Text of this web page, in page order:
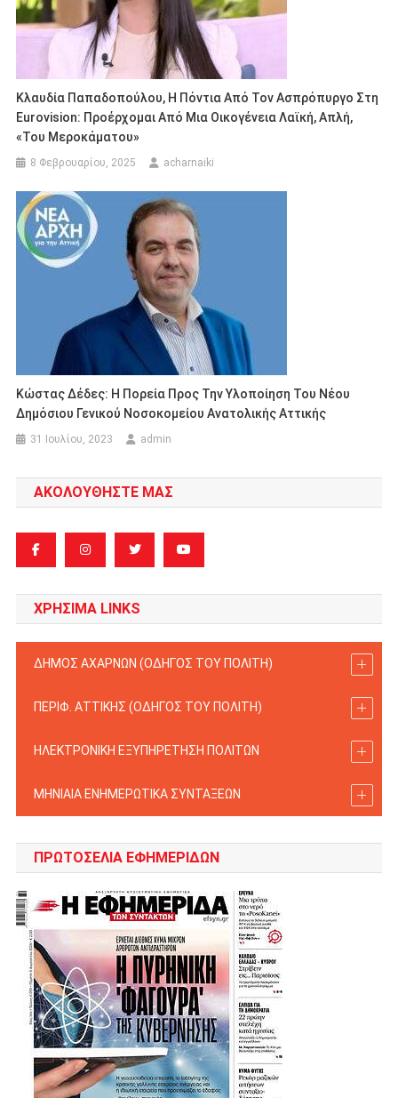
Κλαυδία Παπαδοπούλου, Η Πόντια Από Τον Ασπρόπυργο Στη
Eurovision: Προέρχομαι Από Μια Οικογένεια Λαϊκή, Απλή,
«του Μεροκάματου»
8 Φεβρουαρίου, 2025 acharnaiki
Κώστας Δέδες: Η Πορεία Προς Την Υλοποίηση Του Νέου
Δημόσιου Γενικού Νοσοκομείου Ανατολικής Αττικής
31 Ιουλίου, 2023 admin
ΑΚΟΛΟΥΘΗΣΤΕ ΜΑΣ
ΧΡΗΣΙΜΑ LINKS
ΔΗΜΟΣ ΑΧΑΡΝΩΝ (ΟΔΗΓΟΣ TOY ΠΟΛΙΤΗ)
ΠΕΡΙΦ. ΑΤΤΙΚΗΣ (ΟΔΗΓΟΣ TOY ΠΟΛΙΤΗ)
ΗΛΕΚΤΡΟΝΙΚΗ ΕΞΥΠΗΡΕΤΗΣΗ ΠΟΛΙΤΩΝ
ΜΗΝΙΑΙΑ ΕΝΗΜΕΡΩΤΙΚΑ ΣΥΝΤΑΞΕΩΝ
ΠΡΩΤΟΣΈΛΙΑ ΕΦΗΜΕΡΊΔΩΝ